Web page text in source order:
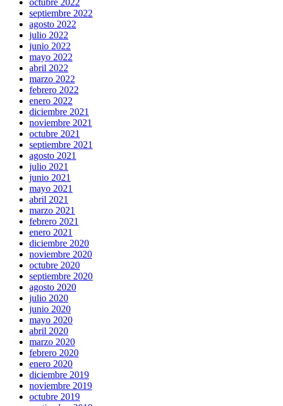
octubre 2022
septiembre 2022
agosto 2022
julio 2022
junio 2022
mayo 2022
abril 2022
marzo 2022
febrero 2022
enero 2022
diciembre 2021
noviembre 2021
octubre 2021
septiembre 2021
agosto 2021
julio 2021
junio 2021
mayo 2021
abril 2021
marzo 2021
febrero 2021
enero 2021
diciembre 2020
noviembre 2020
octubre 2020
septiembre 2020
agosto 2020
julio 2020
junio 2020
mayo 2020
abril 2020
marzo 2020
febrero 2020
enero 2020
diciembre 2019
noviembre 2019
octubre 2019